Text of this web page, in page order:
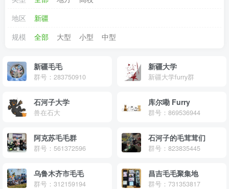
地区
新疆
规模
全部 大型 小型 中型
新疆毛毛
群号：283750910
新疆大学
新疆大学furry群
石河子大学
兽在石大
库尔嘞 Furry
群号：869536944
阿克苏毛毛群
群号：561372596
石河子的毛茸茸们
群号：823835445
乌鲁木齐市毛毛
群号：312159194
昌吉毛毛聚集地
群号：731353817